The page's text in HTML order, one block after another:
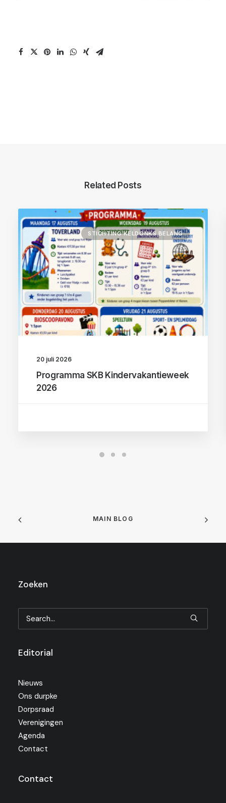
Related Posts
STICHTING KELDONKS BELANG
20 juli 2026
Programma SKB Kindervakantieweek
2026
MAIN BLOG
Zoeken
Editorial
Nieuws
Ons durpke
Dorpsraad
Verenigingen
Agenda
Contact
Contact